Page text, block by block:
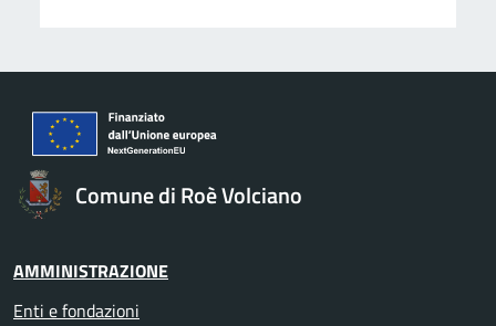
Comune di Roè Volciano
AMMINISTRAZIONE
Enti e fondazioni